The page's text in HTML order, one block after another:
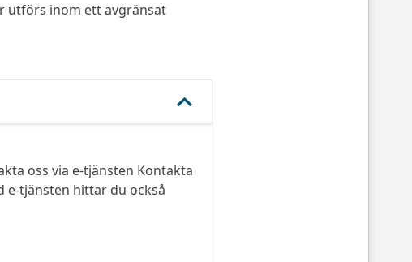
utförs inom ett avgränsat
oss via e-tjänsten Kontakta
e-tjänsten hittar du också